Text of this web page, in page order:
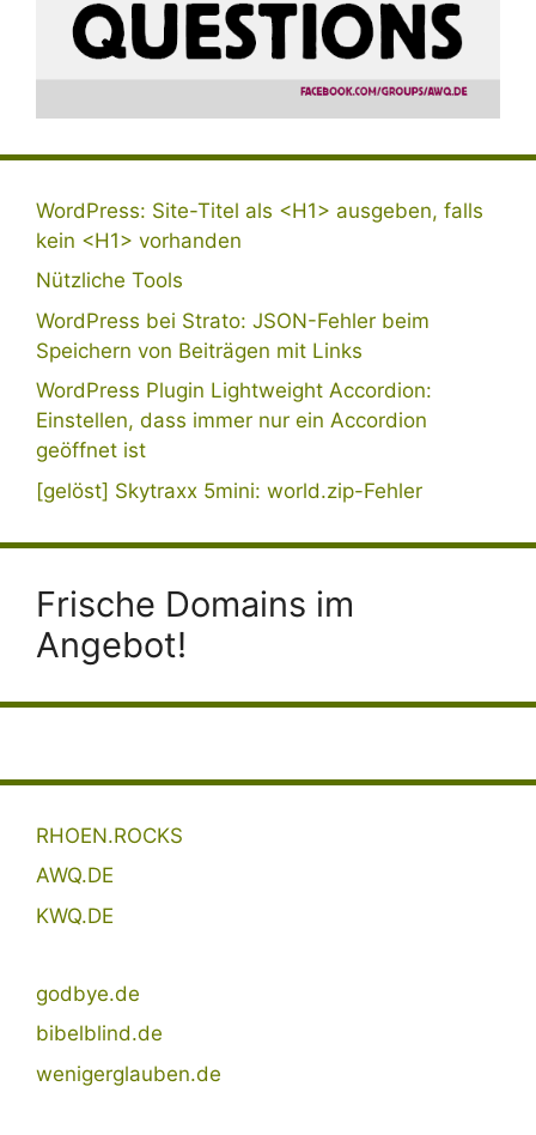
WordPress: Site-Titel als <H1> ausgeben, falls
kein <H1> vorhanden
Nützliche Tools
WordPress bei Strato: JSON-Fehler beim
Speichern von Beiträgen mit Links
WordPress Plugin Lightweight Accordion:
Einstellen, dass immer nur ein Accordion
geöffnet ist
[gelöst] Skytraxx 5mini: world.zip-Fehler
Frische Domains im
Angebot!
RHOEN.ROCKS
AWQ.DE
KWQ.DE
godbye.de
bibelblind.de
wenigerglauben.de